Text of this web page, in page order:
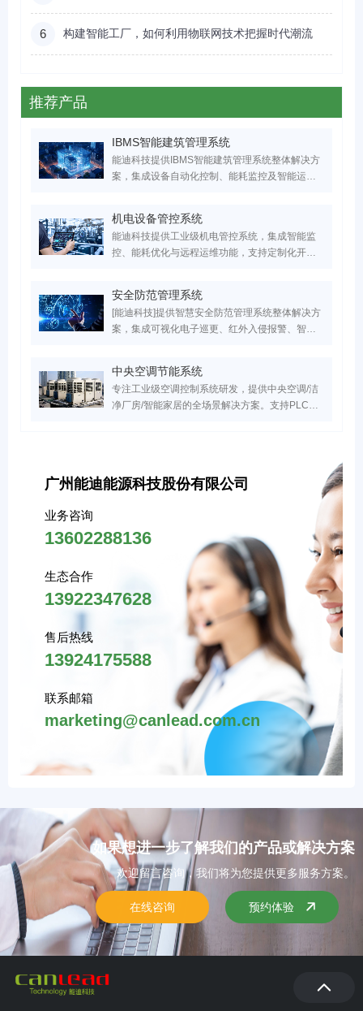
6 构建智能工厂，如何利用物联网技术把握时代潮流
推荐产品
IBMS智能建筑管理系统
能迪科技提供IBMS智能建筑管理系统整体解决方
案，集成设备自动化控制、能耗监控及智能运维
家高新技术企业，支持IBMS平台定制开发，点击
获取专属智慧建筑升级方案！
机电设备管控系统
能迪科技提供工业级机电管控系统，集成智能监
控、能耗优化与远程运维功能，支持定制化开
决方案与成功案例！
安全防范管理系统
[能迪科技]提供智慧安全防范管理系统整体解决方
案，集成可视化电子巡更、红外入侵报警、智能
领域客户，实现安全隐患响应效率提升70%，点
击获取行业专属安防系统设计方案！
中央空调节能系统
专注工业级空调控制系统研发，提供中央空调/洁
净厂房/智能家居的全场景解决方案。支持PLC自
广州能迪能源科技股份有限公司
业务咨询
13602288136
生态合作
13922347628
售后热线
13924175588
联系邮箱
marketing@canlead.com.cn
如果想进一步了解我们的产品或解决方案
欢迎留言咨询，我们将为您提供更多服务方案。
在线咨询 预约体验